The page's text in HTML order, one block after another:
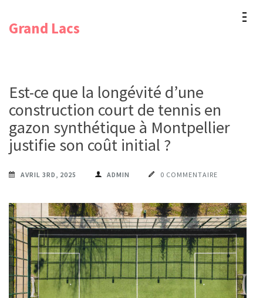
Grand Lacs
Est-ce que la longévité d’une
construction court de tennis en
gazon synthétique à Montpellier
justifie son coût initial ?
AVRIL 3RD, 2025 ADMIN 0 COMMENTAIRE